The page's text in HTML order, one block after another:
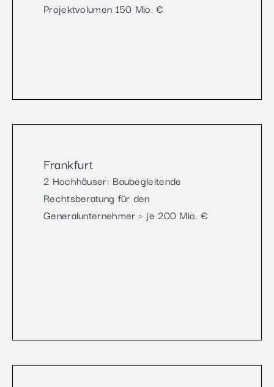
Projektvolumen 150 Mio. €
Frankfurt
2 Hochhäuser: Baubegleitende
Rechtsberatung für den
Generalunternehmer > je 200 Mio. €